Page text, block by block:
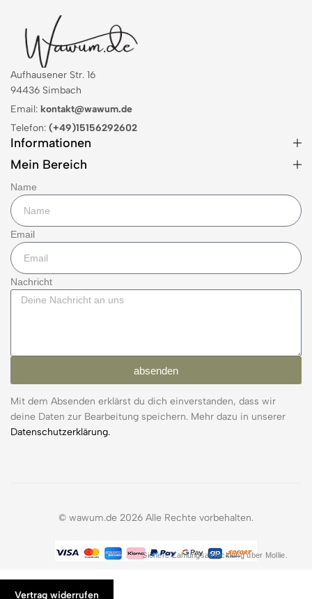
Aufhausener Str. 16
94436 Simbach
Email: kontakt@wawum.de
Telefon: (+49)15156292602
Informationen
Mein Bereich
Name
Email
Nachricht
absenden
Mit dem Absenden erklärst du dich einverstanden, dass wir
deine Daten zur Bearbeitung speichern. Mehr dazu in unserer
Datenschutzerklärung.
© wawum.de 2026 Alle Rechte vorbehalten.
Sichere Zahlungsabwicklung über Mollie.
Vertrag widerrufen